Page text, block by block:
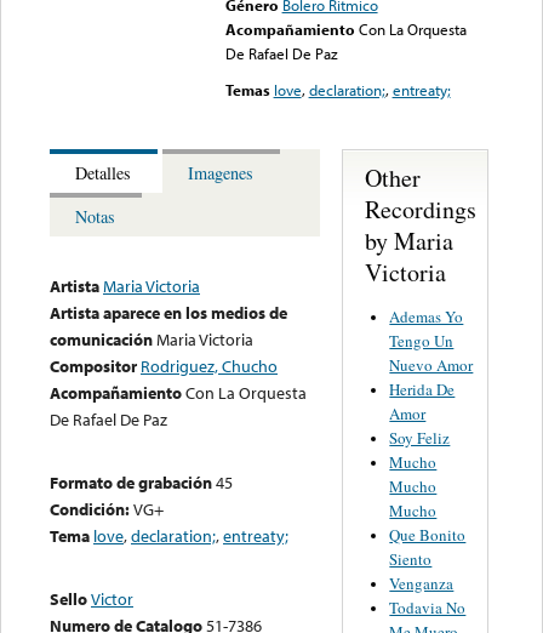
Género Bolero Ritmico
Acompañamiento Con La Orquesta
De Rafael De Paz
Temas love,declaration;,entreaty;
Detalles
Imagenes
Notas
ArtistaMaria Victoria
Artista aparece en los medios de
comunicaciónMaria Victoria
Compositor Rodriguez, Chucho
AcompañamientoCon La Orquesta
De Rafael De Paz
Formato de grabación45
Condición:VG+
Tema love,declaration;,entreaty;
SelloVictor
Numero de Catalogo51-7386
Other
Recordings
by Maria
Victoria
Ademas Yo
Tengo Un
Nuevo Amor
Herida De
Amor
Soy Feliz
Mucho
Mucho
Mucho
Que Bonito
Siento
Venganza
Todavia No